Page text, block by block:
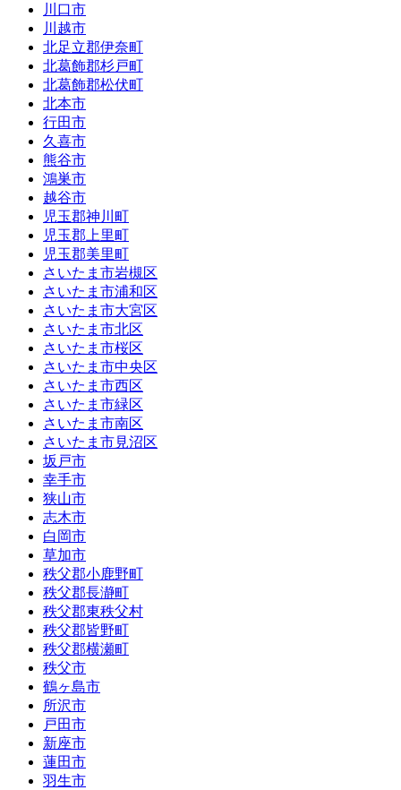
川口市
川越市
北足立郡伊奈町
北葛飾郡杉戸町
北葛飾郡松伏町
北本市
行田市
久喜市
熊谷市
鴻巣市
越谷市
児玉郡神川町
児玉郡上里町
児玉郡美里町
さいたま市岩槻区
さいたま市浦和区
さいたま市大宮区
さいたま市北区
さいたま市桜区
さいたま市中央区
さいたま市西区
さいたま市緑区
さいたま市南区
さいたま市見沼区
坂戸市
幸手市
狭山市
志木市
白岡市
草加市
秩父郡小鹿野町
秩父郡長瀞町
秩父郡東秩父村
秩父郡皆野町
秩父郡横瀬町
秩父市
鶴ヶ島市
所沢市
戸田市
新座市
蓮田市
羽生市